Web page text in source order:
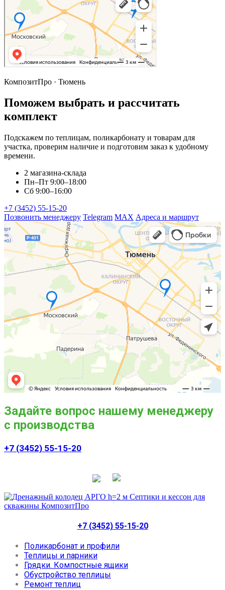
КомпозитПро · Тюмень
Поможем выбрать и рассчитать
комплект
Подскажем по теплицам, поликарбонату и товарам для
участка, проверим наличие и подготовим заказ к удобному
времени.
2 магазина-склада
Пн–Пт 9:00–18:00
Сб 9:00–16:00
+7 (3452) 55-15-20
Позвонить менеджеру Telegram MAX Адреса и маршрут
Задайте вопрос нашему менеджеру
с производства
+7 (3452) 55-15-20
+7 (3452) 55-15-20
Поликарбонат и профили
Теплицы и парники
Грядки. Компостные ящики
Обустройство теплицы
Ремонт теплиц